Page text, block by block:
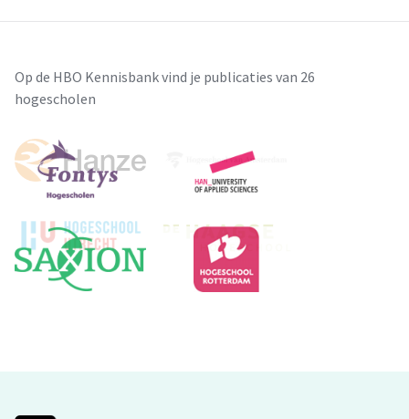
Op de HBO Kennisbank vind je publicaties van 26
hogescholen